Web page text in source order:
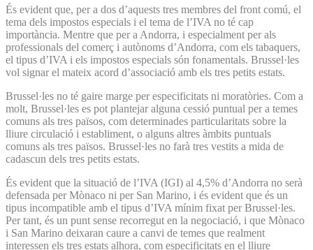
És evident que, per a dos d’aquests tres membres del front comú, el
tema dels impostos especials i el tema de l’IVA no té cap
importància. Mentre que per a Andorra, i especialment per als
professionals del comerç i autònoms d’Andorra, com els tabaquers,
el tipus d’IVA i els impostos especials són fonamentals. Brussel·les
vol signar el mateix acord d’associació amb els tres petits estats.
Brussel·les no té gaire marge per especificitats ni moratòries. Com a
molt, Brussel·les es pot plantejar alguna cessió puntual per a temes
comuns als tres països, com determinades particularitats sobre la
lliure circulació i establiment, o alguns altres àmbits puntuals
comuns als tres països. Brussel·les no farà tres vestits a mida de
cadascun dels tres petits estats.
És evident que la situació de l’IVA (IGI) al 4,5% d’Andorra no serà
defensada per Mònaco ni per San Marino, i és evident que és un
tipus incompatible amb el tipus d’IVA mínim fixat per Brussel·les.
Per tant, és un punt sense recorregut en la negociació, i que Mònaco
i San Marino deixaran caure a canvi de temes que realment
interessen els tres estats alhora, com especificitats en el lliure